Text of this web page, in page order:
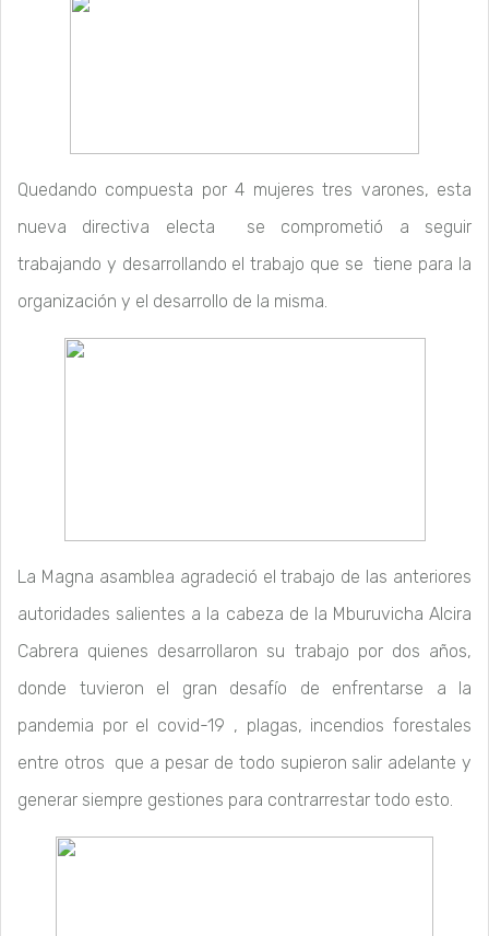
Quedando compuesta por 4 mujeres tres varones, esta
nueva directiva electa se comprometió a seguir
trabajando y desarrollando el trabajo que se tiene para la
organización y el desarrollo de la misma.
La Magna asamblea agradeció el trabajo de las anteriores
autoridades salientes a la cabeza de la Mburuvicha Alcira
Cabrera quienes desarrollaron su trabajo por dos años,
donde tuvieron el gran desafío de enfrentarse a la
pandemia por el covid-19 , plagas, incendios forestales
entre otros que a pesar de todo supieron salir adelante y
generar siempre gestiones para contrarrestar todo esto.